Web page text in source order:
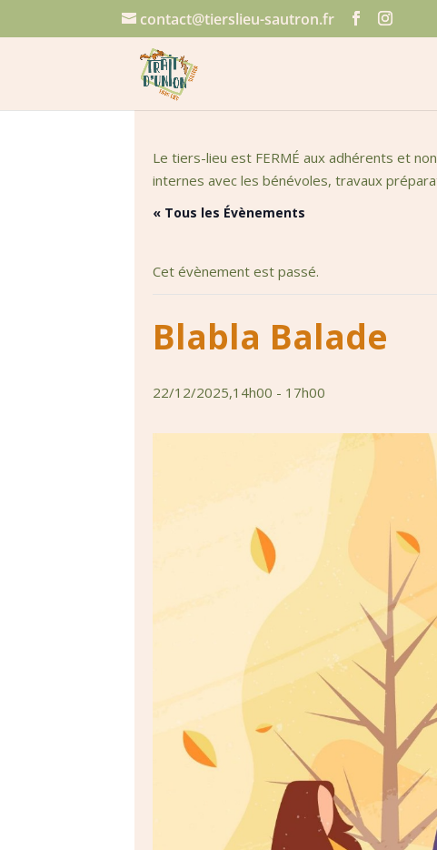
contact@tierslieu-sautron.fr
Le tiers-lieu est FERMÉ aux adhérents et
internes avec les bénévoles, travaux
« Tous les Évènements
Cet évènement est passé.
Blabla Balade
22/12/2025,14h00 - 17h00